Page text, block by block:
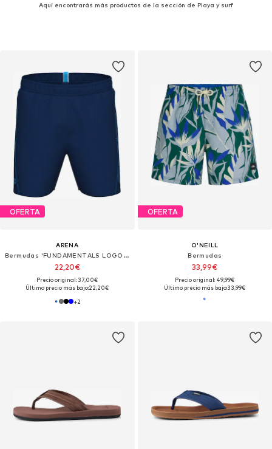
Aquí encontrarás más productos de la sección de Playa y surf
OFERTA
ARENA
Bermudas 'FUNDAMENTALS LOGO BOXER'
22,20€
Precio original: 37,00€
Último precio más bajo:22,20€
+2
OFERTA
O'NEILL
Bermudas
33,99€
Precio original: 49,99€
Último precio más bajo:33,99€